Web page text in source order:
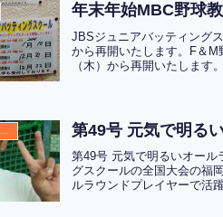
年末年始MBC野球
JBSジュニアバッティング
から再開いたします。F＆
（木）から再開いたします
未来のスラッガー°⌖꙳✧˖° 第49号 元気で明る
第49号 元気で明るいオー
グスクールの全国大会の福
ルラウンドプレイヤーで活